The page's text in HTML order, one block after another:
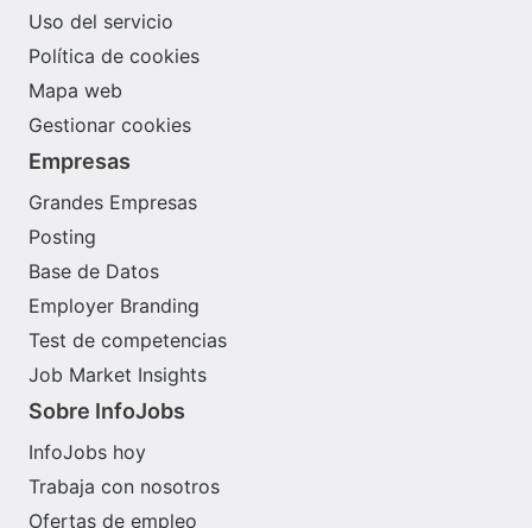
Uso del servicio
Política de cookies
Mapa web
Gestionar cookies
Empresas
Grandes Empresas
Posting
Base de Datos
Employer Branding
Test de competencias
Job Market Insights
Sobre InfoJobs
InfoJobs hoy
Trabaja con nosotros
Ofertas de empleo